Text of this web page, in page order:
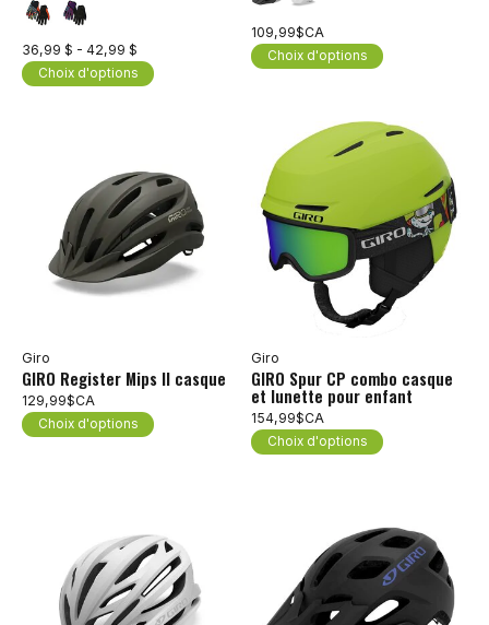
36,99 $ - 42,99 $
Choix d'options
109,99$CA
Choix d'options
Giro
GIRO Register Mips II casque
129,99$CA
Choix d'options
Giro
GIRO Spur CP combo casque
et lunette pour enfant
154,99$CA
Choix d'options